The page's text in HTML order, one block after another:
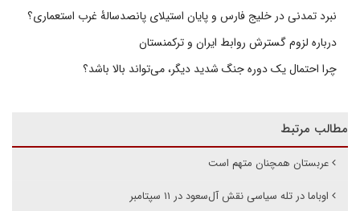
نبرد تمدنی در خلیج فارس و پایان استیلای پانصدسالۀ غرب استعماری؟
درباره لزوم گسترش روابط ایران و ترکمنستان
چرا احتمال یک دوره جنگ شدید دیگر، می‌تواند بالا باشد؟
مطالب مرتبط
عربستان همچنان متهم است
اوباما در تله سیاسی نقش آل‌سعود در ۱۱ سپتامبر